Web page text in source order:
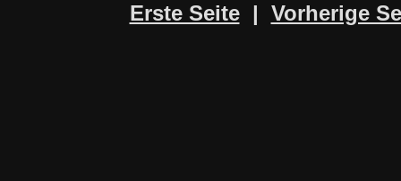
Erste Seite| Vorherige